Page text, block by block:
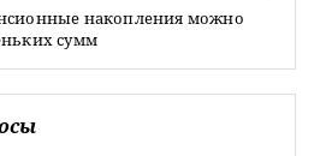
накопления можно
сумм